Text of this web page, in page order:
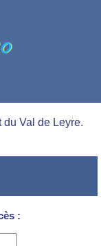
du Val de Leyre.
: